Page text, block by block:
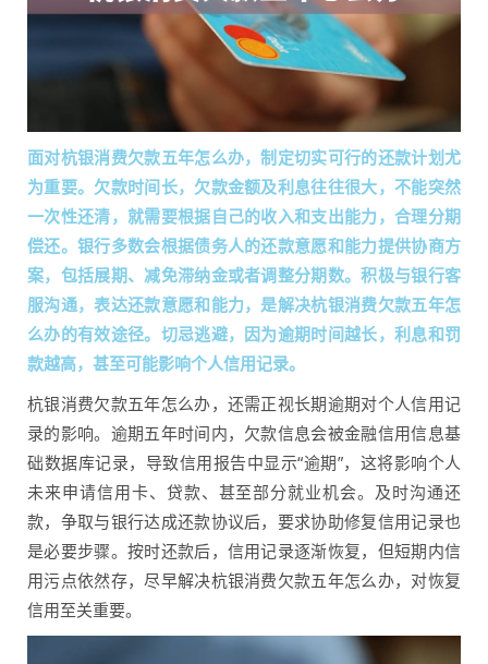
面对杭银消费欠款五年怎么办，制定切实可行的还款计划尤
为重要。欠款时间长，欠款金额及利息往往很大，不能突然
一次性还清，就需要根据自己的收入和支出能力，合理分期
偿还。银行多数会根据债务人的还款意愿和能力提供协商方
案，包括展期、减免滞纳金或者调整分期数。积极与银行客
服沟通，表达还款意愿和能力，是解决杭银消费欠款五年怎
么办的有效途径。切忌逃避，因为逾期时间越长，利息和罚
款越高，甚至可能影响个人信用记录。
杭银消费欠款五年怎么办，还需正视长期逾期对个人信用记
录的影响。逾期五年时间内，欠款信息会被金融信用信息基
础数据库记录，导致信用报告中显示“逾期”，这将影响个人
未来申请信用卡、贷款、甚至部分就业机会。及时沟通还
款，争取与银行达成还款协议后，要求协助修复信用记录也
是必要步骤。按时还款后，信用记录逐渐恢复，但短期内信
用污点依然存，尽早解决杭银消费欠款五年怎么办，对恢复
信用至关重要。